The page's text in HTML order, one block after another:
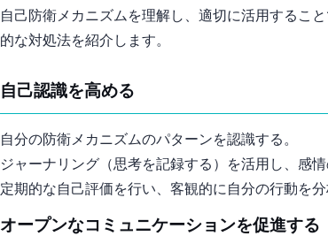
自己防衛メカニズムを理解し、適切に活用するこ
的な対処法を紹介します。
1. 自己認識を高める
自分の防衛メカニズムのパターンを認識する。
ジャーナリング（思考を記録する）を活用し、感情
定期的な自己評価を行い、客観的に自分の行動を分
2. オープンなコミュニケーションを促進する